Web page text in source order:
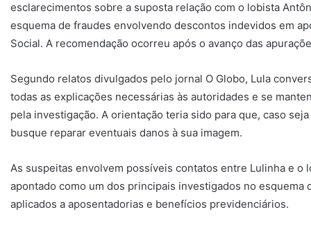
esclarecimentos sobre a suposta relação com o lobista
esquema de fraudes envolvendo descontos indevidos em
Social. A recomendação ocorreu após o avanço das
Segundo relatos divulgados pelo jornal O Globo, Lula
todas as explicações necessárias às autoridades e se
pela investigação. A orientação teria sido para que, caso
busque reparar eventuais danos à sua imagem.
As suspeitas envolvem possíveis contatos entre Lulinha e o
apontado como um dos principais investigados no
aplicados a aposentadorias e benefícios previdenciários.